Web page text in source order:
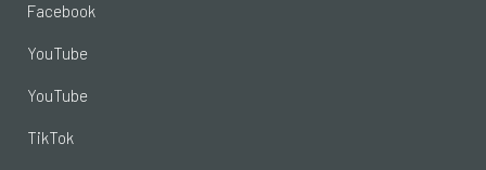
Facebook
YouTube
YouTube
TikTok